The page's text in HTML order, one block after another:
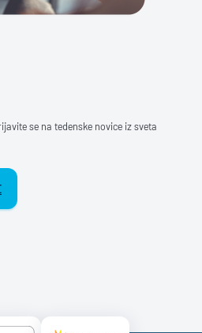
se na tedenske novice iz sveta